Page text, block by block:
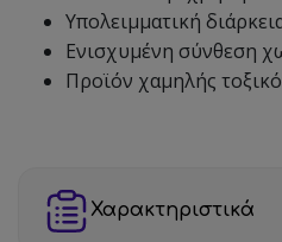
Υπολειμματική
Ενισχυμένη σύνθεση
Προϊόν χαμηλής
Χαρακτηριστικά